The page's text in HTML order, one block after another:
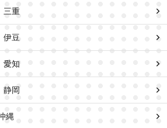
三重
伊豆
愛知
静岡
縄